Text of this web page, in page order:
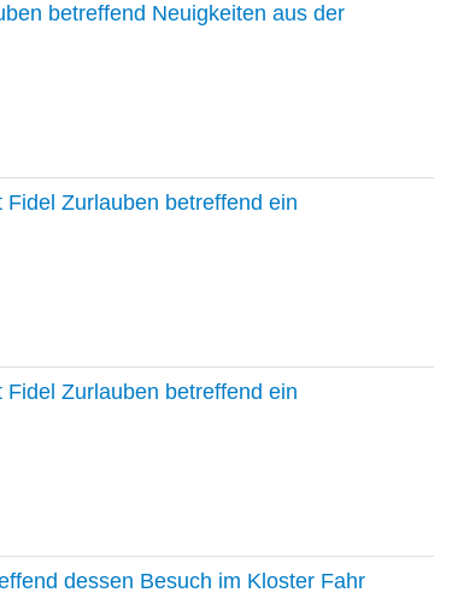
betreffend Neuigkeiten aus der
Zurlauben betreffend ein
Zurlauben betreffend ein
dessen Besuch im Kloster Fahr